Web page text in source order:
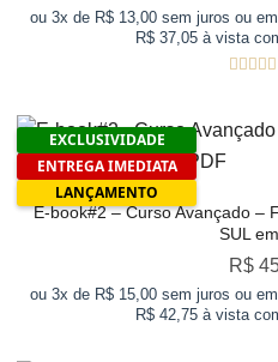
ou 3x de R$ 13,00 sem juros ou
R$ 37,05 à vista
EXCLUSIVIDADE
ENTREGA IMEDIATA
LANÇAMENTO
E-book#2 – Curso Avançado –
SUL
R$
ou 3x de R$ 15,00 sem juros ou
R$ 42,75 à vista